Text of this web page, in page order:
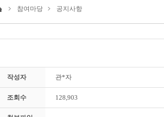
참여마당 공지사항
작성자 관*자
조회수 128,903